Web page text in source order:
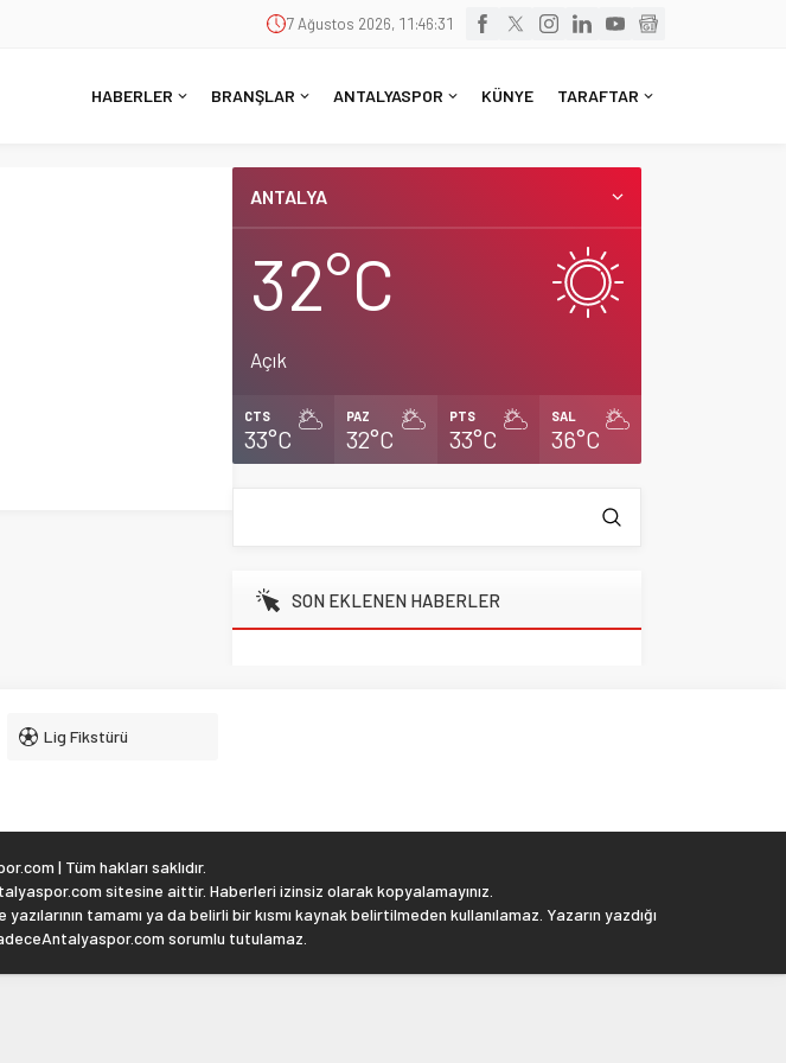
7 Ağustos 2026, 11:46:32
HABERLER BRANŞLAR ANTALYASPOR KÜNYE TARAFTAR
ANTALYA
32°C
Açık
CTS
33°C
PAZ
32°C
PTS
33°C
SAL
36°C
SON EKLENEN HABERLER
Lig Fikstürü
| Tüm hakları saklıdır.
sitesine aittir. Haberleri izinsiz olarak kopyalamayınız.
tamamı ya da belirli bir kısmı kaynak belirtilmeden kullanılamaz. Yazarın yazdığı
sorumlu tutulamaz.